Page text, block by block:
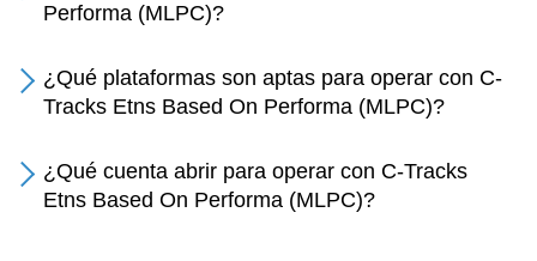
Performa (MLPC)?
¿Qué plataformas son aptas para operar con C-
Tracks Etns Based On Performa (MLPC)?
¿Qué cuenta abrir para operar con C-Tracks
Etns Based On Performa (MLPC)?